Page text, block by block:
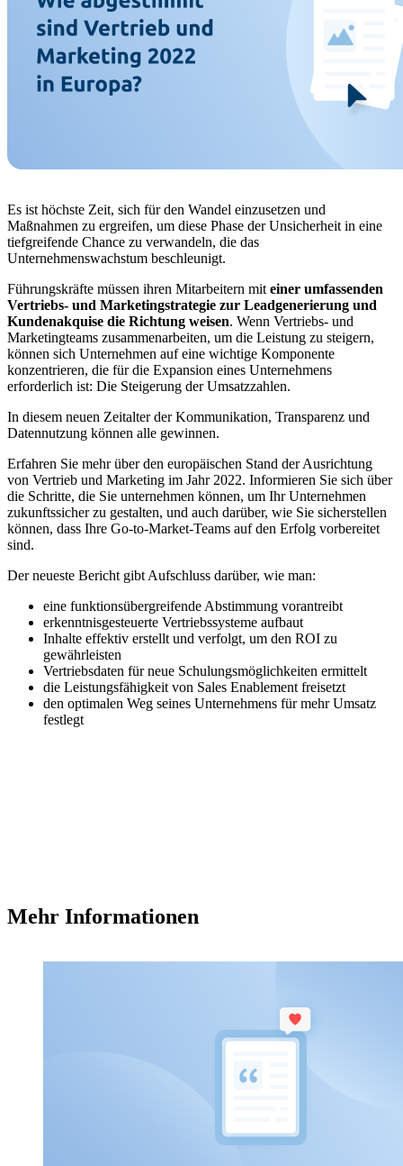
Es ist höchste Zeit, sich für den Wandel einzusetzen und
Maßnahmen zu ergreifen, um diese Phase der Unsicherheit in eine
tiefgreifende Chance zu verwandeln, die das
Unternehmenswachstum beschleunigt.
Führungskräfte müssen ihren Mitarbeitern mit einer umfassenden
Vertriebs- und Marketingstrategie zur Leadgenerierung und
Kundenakquise die Richtung weisen. Wenn Vertriebs- und
Marketingteams zusammenarbeiten, um die Leistung zu steigern,
können sich Unternehmen auf eine wichtige Komponente
konzentrieren, die für die Expansion eines Unternehmens
erforderlich ist: Die Steigerung der Umsatzzahlen.
In diesem neuen Zeitalter der Kommunikation, Transparenz und
Datennutzung können alle gewinnen.
Erfahren Sie mehr über den europäischen Stand der Ausrichtung
von Vertrieb und Marketing im Jahr 2022. Informieren Sie sich über
die Schritte, die Sie unternehmen können, um Ihr Unternehmen
zukunftssicher zu gestalten, und auch darüber, wie Sie sicherstellen
können, dass Ihre Go-to-Market-Teams auf den Erfolg vorbereitet
sind.
Der neueste Bericht gibt Aufschluss darüber, wie man:
eine funktionsübergreifende Abstimmung vorantreibt
erkenntnisgesteuerte Vertriebssysteme aufbaut
Inhalte effektiv erstellt und verfolgt, um den ROI zu
gewährleisten
Vertriebsdaten für neue Schulungsmöglichkeiten ermittelt
die Leistungsfähigkeit von Sales Enablement freisetzt
den optimalen Weg seines Unternehmens für mehr Umsatz
festlegt
Mehr Informationen